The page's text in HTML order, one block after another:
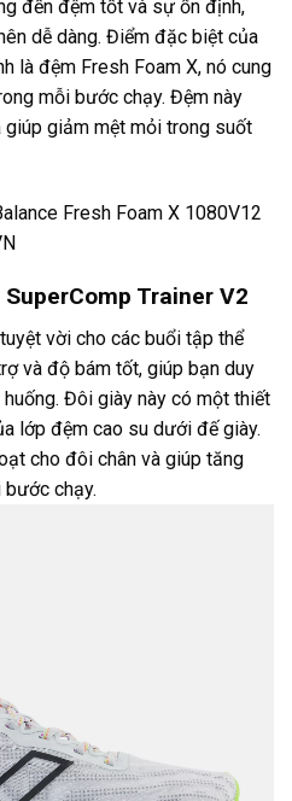
đến đệm tốt và sự ổn định,
dễ dàng. Điểm đặc biệt của
là đệm Fresh Foam X, nó cung
mỗi bước chạy. Đệm này
giúp giảm mệt mỏi trong suốt
Trainer V2
vời cho các buổi tập thể
và độ bám tốt, giúp bạn duy
Đôi giày này có một thiết
lớp đệm cao su dưới đế giày.
cho đôi chân và giúp tăng
chạy.